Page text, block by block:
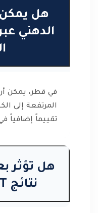
هل
الدهني
في قطر، يمكن
المرتفعة إلى
تقييماً إضافياً
هل تؤثر
نتائج LFT في قطر؟